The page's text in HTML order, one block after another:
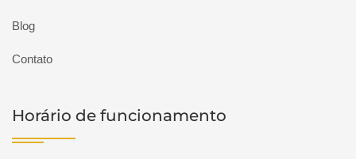
Blog
Contato
Horário de funcionamento